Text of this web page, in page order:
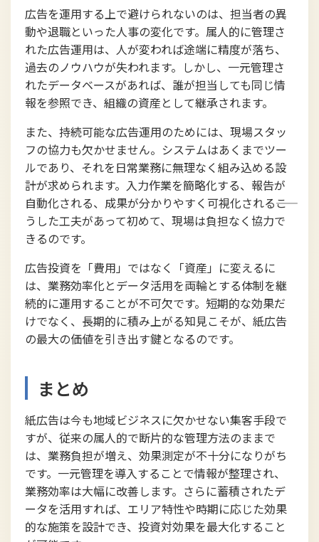
広告を運用する上で避けられないのは、担当者の異
動や退職といった人事の変化です。属人的に管理さ
れた広告運用は、人が変われば途端に精度が落ち、
過去のノウハウが失われます。しかし、一元管理さ
れたデータベースがあれば、誰が担当しても同じ情
報を参照でき、組織の資産として継承されます。
また、持続可能な広告運用のためには、現場スタッ
フの協力も欠かせません。システムはあくまでツー
ルであり、それを日常業務に無理なく組み込める設
計が求められます。入力作業を簡略化する、報告が
自動化される、成果が分かりやすく可視化される――こ
うした工夫があって初めて、現場は負担なく協力で
きるのです。
広告投資を「費用」ではなく「資産」に変えるに
は、業務効率化とデータ活用を両輪とする体制を継
続的に運用することが不可欠です。短期的な効果だ
けでなく、長期的に積み上がる知見こそが、紙広告
の最大の価値を引き出す鍵となるのです。
まとめ
紙広告は今も地域ビジネスに欠かせない集客手段で
すが、従来の属人的で断片的な管理方法のままで
は、業務負担が増え、効果測定が不十分になりがち
です。一元管理を導入することで情報が整理され、
業務効率は大幅に改善します。さらに蓄積されたデ
ータを活用すれば、エリア特性や時期に応じた効果
的な施策を設計でき、投資対効果を最大化すること